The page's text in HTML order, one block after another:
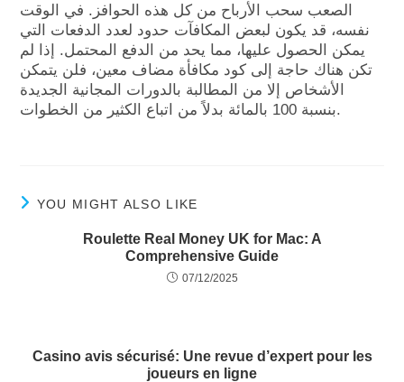
الصعب سحب الأرباح من كل هذه الحوافز. في الوقت
نفسه، قد يكون لبعض المكافآت حدود لعدد الدفعات التي
يمكن الحصول عليها، مما يحد من الدفع المحتمل. إذا لم
تكن هناك حاجة إلى كود مكافأة مضاف معين، فلن يتمكن
الأشخاص إلا من المطالبة بالدورات المجانية الجديدة
بنسبة 100 بالمائة بدلاً من اتباع الكثير من الخطوات.
YOU MIGHT ALSO LIKE
Roulette Real Money UK for Mac: A
Comprehensive Guide
07/12/2025
Casino avis sécurisé: Une revue d’expert pour les
joueurs en ligne